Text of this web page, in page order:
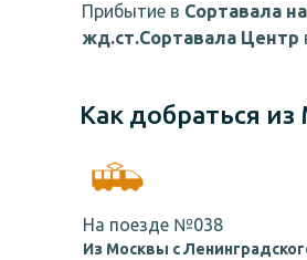
Прибытие в Сортавала на
жд.ст.Сортавала Центр
Как добраться
На поезде №038
Из Москвы с